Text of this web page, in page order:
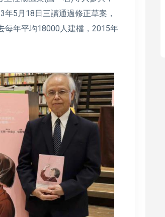
5月18日三讀通過修正草案，
每年平均18000人建檔，2015年